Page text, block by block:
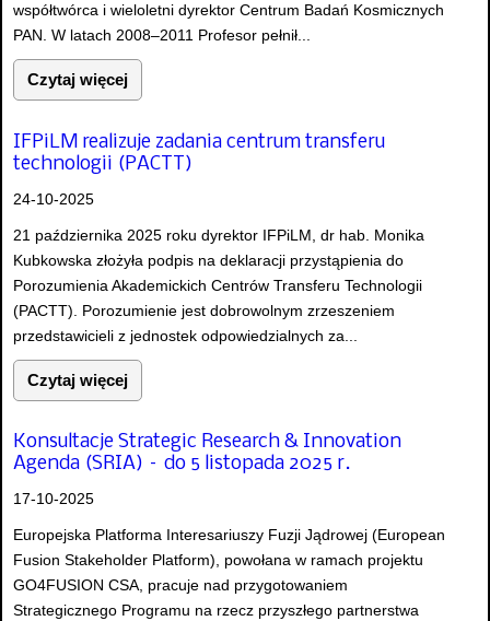
współtwórca i wieloletni dyrektor Centrum Badań Kosmicznych
PAN. W latach 2008–2011 Profesor pełnił...
Czytaj więcej
IFPiLM realizuje zadania centrum transferu
technologii (PACTT)
24-10-2025
21 października 2025 roku dyrektor IFPiLM, dr hab. Monika
Kubkowska złożyła podpis na deklaracji przystąpienia do
Porozumienia Akademickich Centrów Transferu Technologii
(PACTT). Porozumienie jest dobrowolnym zrzeszeniem
przedstawicieli z jednostek odpowiedzialnych za...
Czytaj więcej
Konsultacje Strategic Research & Innovation
Agenda (SRIA) – do 5 listopada 2025 r.
17-10-2025
Europejska Platforma Interesariuszy Fuzji Jądrowej (European
Fusion Stakeholder Platform), powołana w ramach projektu
GO4FUSION CSA, pracuje nad przygotowaniem
Strategicznego Programu na rzecz przyszłego partnerstwa